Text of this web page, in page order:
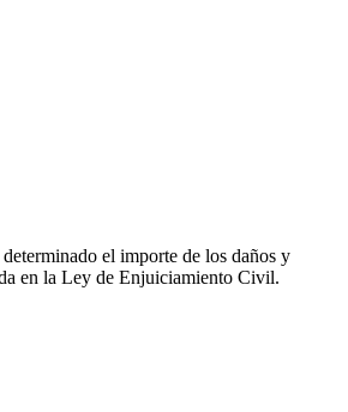
el importe de los daños y
en la Ley de Enjuiciamiento Civil.